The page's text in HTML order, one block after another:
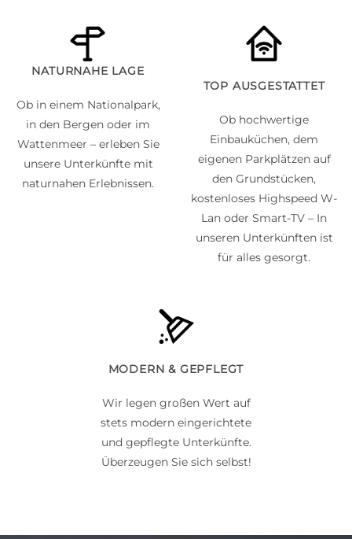
NATURNAHE LAGE
Ob in einem Nationalpark,
in den Bergen oder im
Wattenmeer – erleben Sie
unsere Unterkünfte mit
naturnahen Erlebnissen.
TOP AUSGESTATTET
Ob hochwertige
Einbauküchen, dem
eigenen Parkplätzen auf
den Grundstücken,
kostenloses Highspeed W-
Lan oder Smart-TV – In
unseren Unterkünften ist
für alles gesorgt.
MODERN & GEPFLEGT
Wir legen großen Wert auf
stets modern eingerichtete
und gepflegte Unterkünfte.
Überzeugen Sie sich selbst!